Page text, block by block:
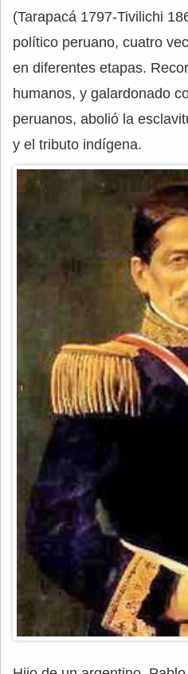
(Tarapacá 1797-Tivilichi
político peruano, cuatro
en diferentes etapas.
humanos, y galardonado
peruanos, abolió la
y el tributo indígena.